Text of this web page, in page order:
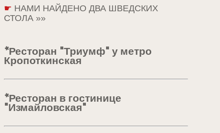
☛ НАМИ НАЙДЕНО ДВА ШВЕДСКИХ
СТОЛА »»
*Ресторан "Триумф" у метро
Кропоткинская
*Ресторан в гостинице
"Измайловская"